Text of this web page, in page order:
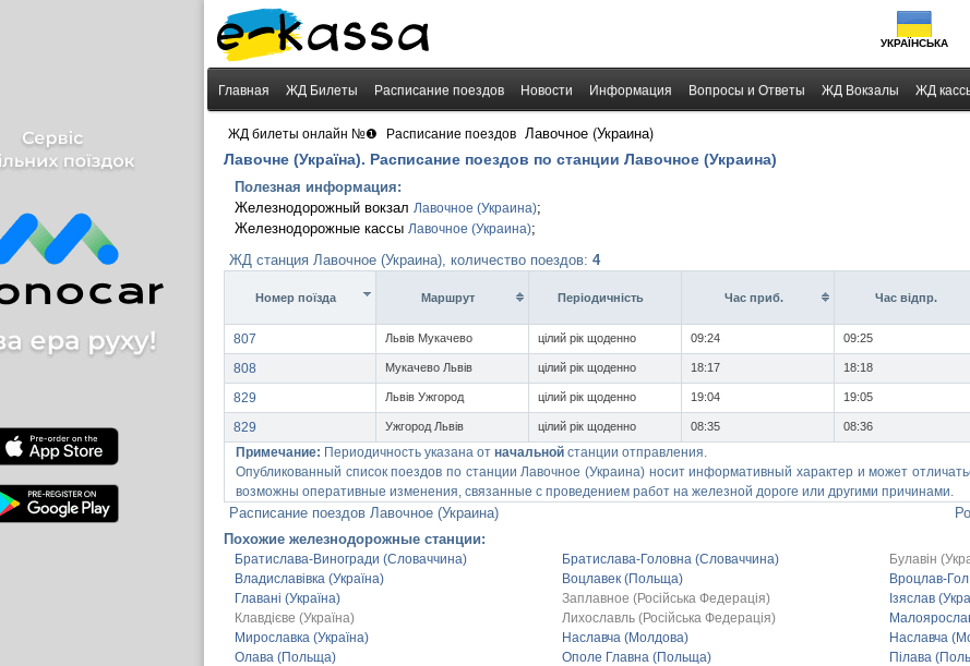
УКРАЇНСЬКА
Главная ЖД Билеты Расписание поездов Новости Информация Вопросы и Ответы ЖД Вокзалы ЖД
ЖД билеты онлайн №❶ Расписание поездов Лавочное (Украина)
Лавочне (Україна). Расписание поездов по станции Лавочное (Украина)
Полезная информация:
Железнодорожный вокзал Лавочное (Украина);
Железнодорожные кассы Лавочное (Украина);
ЖД станция Лавочное (Украина), количество поездов: 4
Номер поїзда Маршрут Перiодичнiсть Час приб. Час вiдпр.
807 Львів Мукачево цілий рік щоденно 09:24 09:25
808 Мукачево Львів цілий рік щоденно 18:17 18:18
829 Львів Ужгород цілий рік щоденно 19:04 19:05
829 Ужгород Львів цілий рік щоденно 08:35 08:36
Примечание: Периодичность указана от начальной станции отправления.
Опубликованный список поездов по станции Лавочное (Украина) носит информативный характер и может
возможны оперативные изменения, связанные с проведением работ на железной дороге или другими причинами.
Расписание поездов Лавочное (Украина)
Похожие железнодорожные станции:
Братислава-Виногради (Словаччина) Братислава-Головна (Словаччина)
Булавін
Владиславівка (Україна)
Воцлавек (Польща)
Вроцлав-
Главані (Україна)
Заплавное (Російська Федерація)
Ізяслав
Клавдієве (Україна)
Лихославль (Російська Федерація)
Мирославка (Україна)
Наславча (Молдова)
Наславча
Олава (Польща)
Ополе Главна (Польща)
Пілава